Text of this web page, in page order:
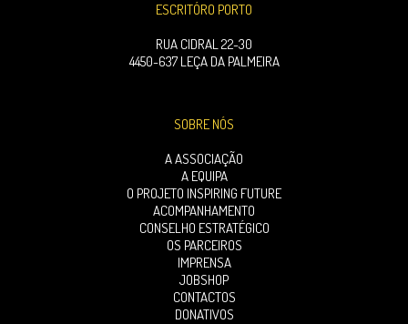
ESCRITÓRO PORTO
RUA CIDRAL 22-30
4450-637 LEÇA DA PALMEIRA
SOBRE NÓS
A ASSOCIAÇÃO
A EQUIPA
O PROJETO INSPIRING FUTURE
ACOMPANHAMENTO
CONSELHO ESTRATÉGICO
OS PARCEIROS
IMPRENSA
JOBSHOP
CONTACTOS
DONATIVOS